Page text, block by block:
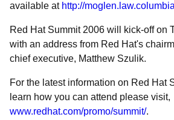
available at http://
Red Hat Summit 2006 will kick-off on
with an address from Red Hat's
chief executive, Matthew Szulik.
For the latest information on Red Hat
learn how you can attend please visit,
www.redhat.com/promo/summit/.